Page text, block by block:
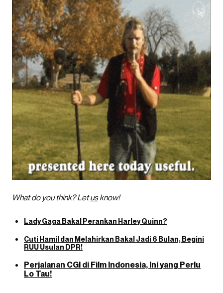
What do you think? Letusknow!
Lady Gaga Bakal Perankan Harley Quinn?
Cuti Hamil dan Melahirkan Bakal Jadi 6 Bulan, Begini
RUU Usulan DPR!
Perjalanan CGI di Film Indonesia, Ini yang Perlu
Lo Tau!